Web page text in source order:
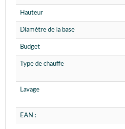
Hauteur
Diamètre de la base
Budget
Type de chauffe
Lavage
EAN :